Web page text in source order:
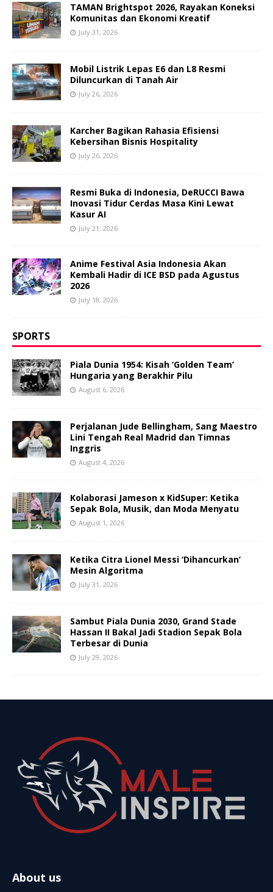
TAMAN Brightspot 2026, Rayakan Koneksi
Komunitas dan Ekonomi Kreatif
July 31, 2026
Mobil Listrik Lepas E6 dan L8 Resmi
Diluncurkan di Tanah Air
July 26, 2026
Karcher Bagikan Rahasia Efisiensi
Kebersihan Bisnis Hospitality
July 26, 2026
Resmi Buka di Indonesia, DeRUCCI Bawa
Inovasi Tidur Cerdas Masa Kini Lewat
Kasur AI
July 21, 2026
Anime Festival Asia Indonesia Akan
Kembali Hadir di ICE BSD pada Agustus
2026
July 18, 2026
SPORTS
Piala Dunia 1954: Kisah ‘Golden Team’
Hungaria yang Berakhir Pilu
August 6, 2026
Perjalanan Jude Bellingham, Sang Maestro
Lini Tengah Real Madrid dan Timnas
Inggris
August 4, 2026
Kolaborasi Jameson x KidSuper: Ketika
Sepak Bola, Musik, dan Moda Menyatu
August 1, 2026
Ketika Citra Lionel Messi ‘Dihancurkan’
Mesin Algoritma
July 31, 2026
Sambut Piala Dunia 2030, Grand Stade
Hassan II Bakal Jadi Stadion Sepak Bola
Terbesar di Dunia
July 29, 2026
About us